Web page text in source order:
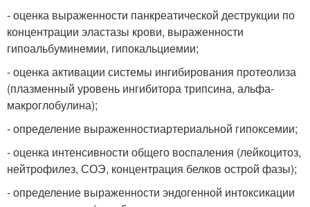
- оценка выраженности панкреатической деструкции по
концентрации эластазы крови, выраженности
гипоальбуминемии, гипокальциемии;
- оценка активации системы ингибирования протеолиза
(плазменный уровень ингибитора трипсина, альфа-
макроглобулина);
- определение выраженностиартериальной гипоксемии;
- оценка интенсивности общего воспаления (лейкоцитоз,
нейтрофилез, СОЭ, концентрация белков острой фазы);
- определение выраженности эндогенной интоксикации